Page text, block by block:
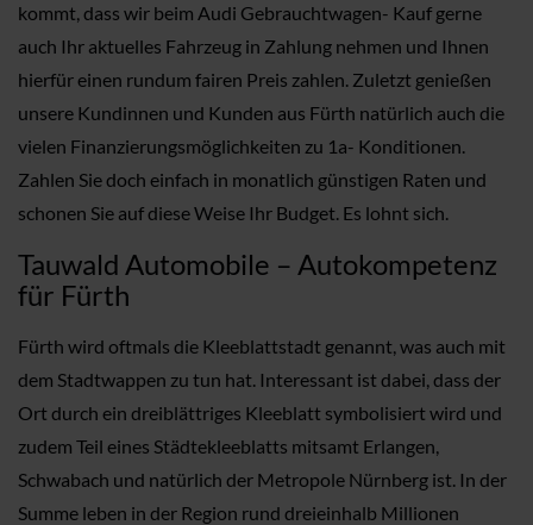
kommt, dass wir beim Audi Gebrauchtwagen- Kauf gerne
auch Ihr aktuelles Fahrzeug in Zahlung nehmen und Ihnen
hierfür einen rundum fairen Preis zahlen. Zuletzt genießen
unsere Kundinnen und Kunden aus Fürth natürlich auch die
vielen Finanzierungsmöglichkeiten zu 1a- Konditionen.
Zahlen Sie doch einfach in monatlich günstigen Raten und
schonen Sie auf diese Weise Ihr Budget. Es lohnt sich.
Tauwald Automobile – Autokompetenz
für Fürth
Fürth wird oftmals die Kleeblattstadt genannt, was auch mit
dem Stadtwappen zu tun hat. Interessant ist dabei, dass der
Ort durch ein dreiblättriges Kleeblatt symbolisiert wird und
zudem Teil eines Städtekleeblatts mitsamt Erlangen,
Schwabach und natürlich der Metropole Nürnberg ist. In der
Summe leben in der Region rund dreieinhalb Millionen